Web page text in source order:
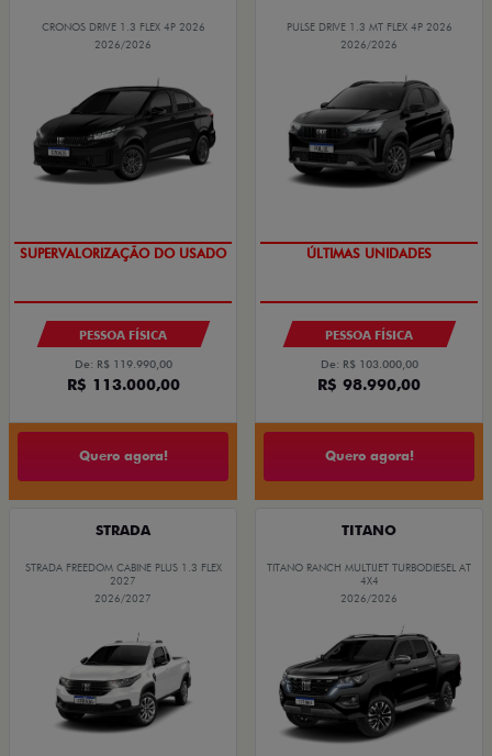
CRONOS DRIVE 1.3 FLEX 4P 2026
2026/2026
OPORTUNIDADE
PESSOA FÍSICA
De: R$ 119.990,00
R$ 113.000,00
Quero agora!
PULSE DRIVE 1.3 MT FLEX 4P 2026
2026/2026
GRANDE CHANCE FIAT
PESSOA FÍSICA
De: R$ 103.000,00
R$ 98.990,00
Quero agora!
STRADA
STRADA FREEDOM CABINE PLUS 1.3 FLEX
2027
2026/2027
TITANO
TITANO RANCH MULTIJET TURBODIESEL AT
4X4
2026/2026